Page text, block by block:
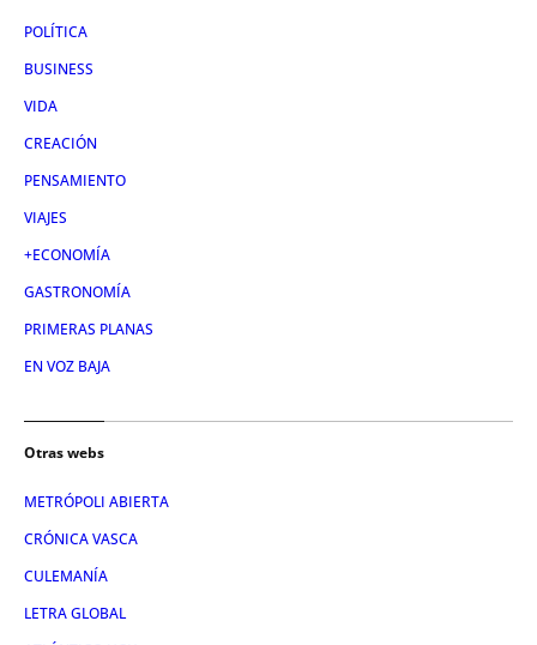
POLÍTICA
BUSINESS
VIDA
CREACIÓN
PENSAMIENTO
VIAJES
+ECONOMÍA
GASTRONOMÍA
PRIMERAS PLANAS
EN VOZ BAJA
Otras webs
METRÓPOLI ABIERTA
CRÓNICA VASCA
CULEMANÍA
LETRA GLOBAL